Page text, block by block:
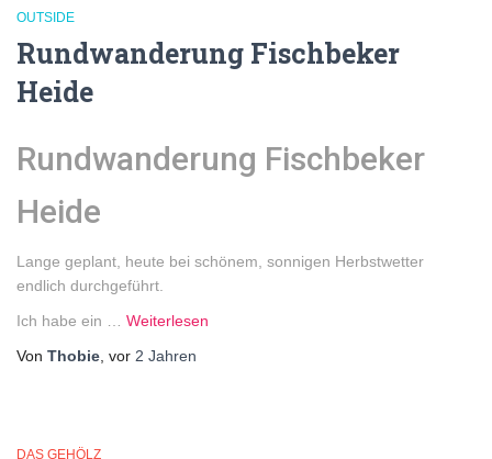
OUTSIDE
Rundwanderung Fischbeker
Heide
Rundwanderung Fischbeker
Heide
Lange geplant, heute bei schönem, sonnigen Herbstwetter
endlich durchgeführt.
Ich habe ein … Weiterlesen
Von Thobie , vor 2 Jahren
DAS GEHÖLZ